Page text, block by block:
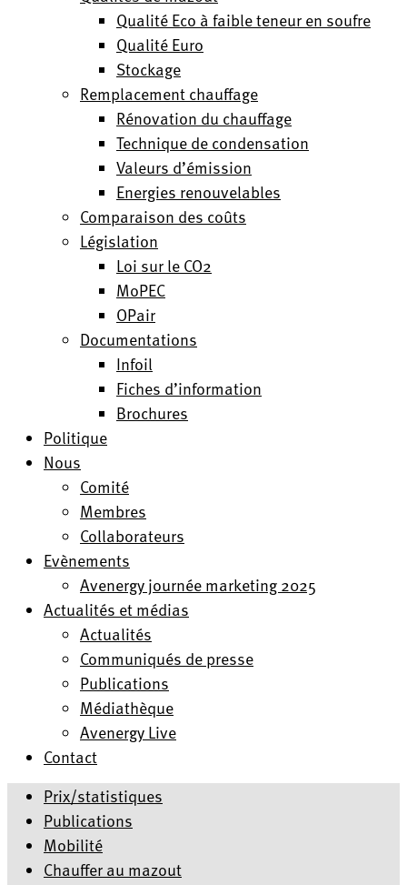
Qualité Eco à faible teneur en soufre
Qualité Euro
Stockage
Remplacement chauffage
Rénovation du chauffage
Technique de condensation
Valeurs d’émission
Energies renouvelables
Comparaison des coûts
Législation
Loi sur le CO2
MoPEC
OPair
Documentations
Infoil
Fiches d’information
Brochures
Politique
Nous
Comité
Membres
Collaborateurs
Evènements
Avenergy journée marketing 2025
Actualités et médias
Actualités
Communiqués de presse
Publications
Médiathèque
Avenergy Live
Contact
Prix/statistiques
Publications
Mobilité
Chauffer au mazout